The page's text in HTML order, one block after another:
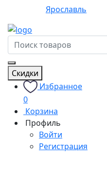
Ярославль
Скидки
Избранное
0
Корзина
Профиль
Войти
Регистрация